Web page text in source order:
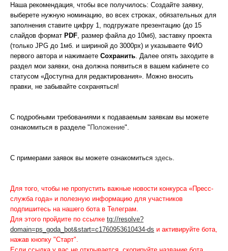
Наша рекомендация, чтобы все получилось: Создайте заявку,
выберете нужную номинацию, во всех строках, обязательных для
заполнения ставите цифру 1, подгружате презентацию (до 15
слайдов формат PDF , размер файла до 10мб), заставку проекта
(только JPG до 1мб. и шириной до 3000px) и указываете ФИО
первого автора и нажимаете Сохранить . Далее опять заходите в
раздел мои заявки, она должна появиться в вашем кабинете со
статусом «Доступна для редактирования». Можно вносить
правки, не забывайте сохраняться!
С подробными требованиями к подаваемым заявкам вы можете
ознакомиться в разделе "Положение".
С примерами заявок вы можете ознакомиться здесь
Для того, чтобы не пропустить важные новости конкурса «Пресс-
служба года» и полезную информацию для участников
подпишитесь на нашего бота в Телеграм.
Для этого пройдите по ссылке tg://resolve?
domain=ps_goda_bot&start=c1760953610434-ds и активируйте бота,
нажав кнопку "Старт".